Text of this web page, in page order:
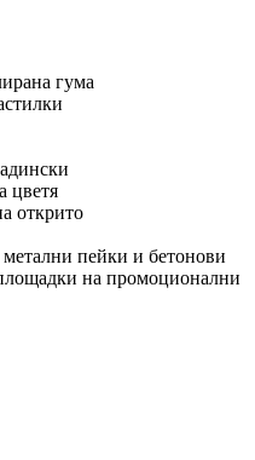
гума
цветя
открито
пейки и бетонови
на промоционални